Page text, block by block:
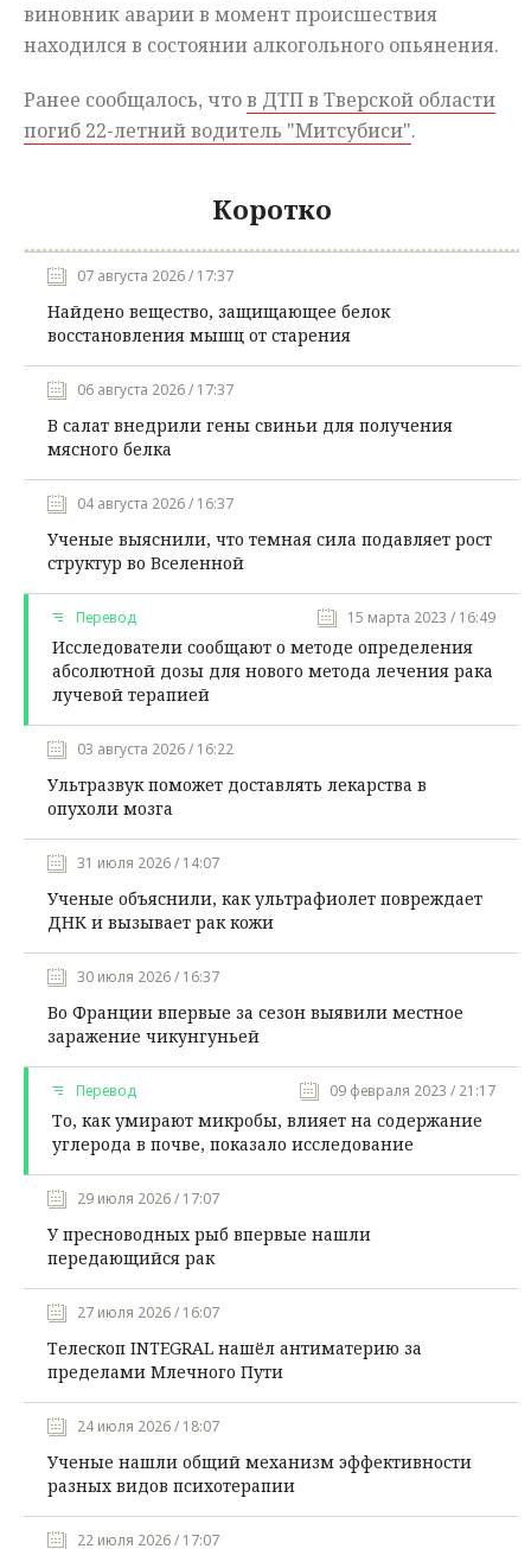
виновник аварии в момент происшествия
находился в состоянии алкогольного опьянения.
Ранее сообщалось, чтов ДТП в Тверской области
погиб 22-летний водитель "Митсубиси".
Коротко
07 августа 2026 / 17:37
Найдено вещество, защищающее белок
восстановления мышц от старения
06 августа 2026 / 17:37
В салат внедрили гены свиньи для получения
мясного белка
04 августа 2026 / 16:37
Ученые выяснили, что темная сила подавляет рост
структур во Вселенной
Перевод 15 марта 2023 / 16:49
Исследователи сообщают о методе определения
абсолютной дозы для нового метода лечения рака
лучевой терапией
03 августа 2026 / 16:22
Ультразвук поможет доставлять лекарства в
опухоли мозга
31 июля 2026 / 14:07
Ученые объяснили, как ультрафиолет повреждает
ДНК и вызывает рак кожи
30 июля 2026 / 16:37
Во Франции впервые за сезон выявили местное
заражение чикунгуньей
Перевод 09 февраля 2023 / 21:17
То, как умирают микробы, влияет на содержание
углерода в почве, показало исследование
29 июля 2026 / 17:07
У пресноводных рыб впервые нашли
передающийся рак
27 июля 2026 / 16:07
Телескоп INTEGRAL нашёл антиматерию за
пределами Млечного Пути
24 июля 2026 / 18:07
Ученые нашли общий механизм эффективности
разных видов психотерапии
22 июля 2026 / 17:07